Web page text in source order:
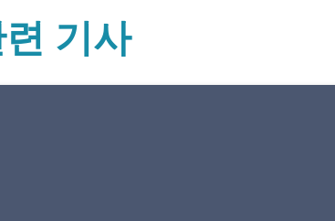
기사